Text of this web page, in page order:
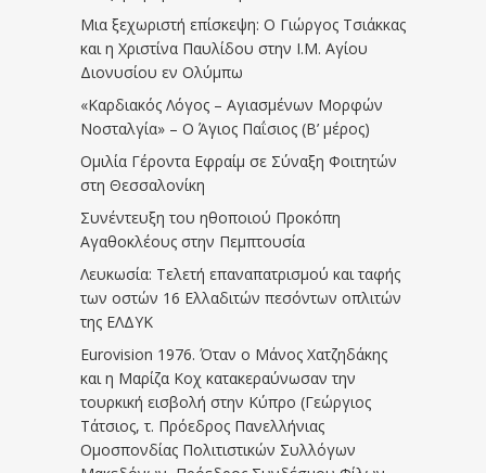
Μια ξεχωριστή επίσκεψη: Ο Γιώργος Τσιάκκας
και η Χριστίνα Παυλίδου στην Ι.Μ. Αγίου
Διονυσίου εν Ολύμπω
«Καρδιακός Λόγος – Αγιασμένων Μορφών
Νοσταλγία» – Ο Άγιος Παΐσιος (Β’ μέρος)
Ομιλία Γέροντα Εφραίμ σε Σύναξη Φοιτητών
στη Θεσσαλονίκη
Συνέντευξη του ηθοποιού Προκόπη
Αγαθοκλέους στην Πεμπτουσία
Λευκωσία: Τελετή επαναπατρισμού και ταφής
των οστών 16 Ελλαδιτών πεσόντων οπλιτών
της ΕΛΔΥΚ
Eurovision 1976. Όταν ο Μάνος Χατζηδάκης
και η Μαρίζα Κοχ κατακεραύνωσαν την
τουρκική εισβολή στην Κύπρο (Γεώργιος
Τάτσιος, τ. Πρόεδρος Πανελλήνιας
Ομοσπονδίας Πολιτιστικών Συλλόγων